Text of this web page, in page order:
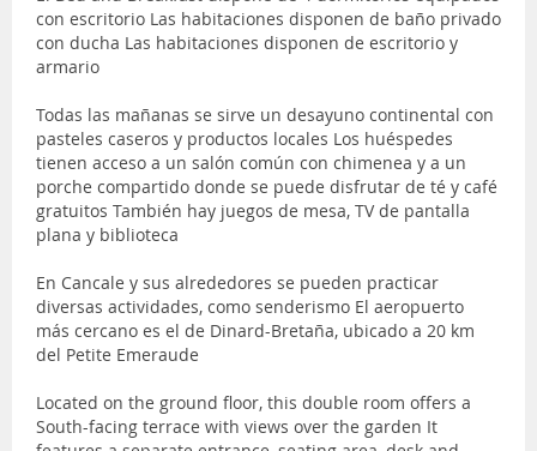
con escritorio Las habitaciones disponen de baño privado
con ducha Las habitaciones disponen de escritorio y
armario
Todas las mañanas se sirve un desayuno continental con
pasteles caseros y productos locales Los huéspedes
tienen acceso a un salón común con chimenea y a un
porche compartido donde se puede disfrutar de té y café
gratuitos También hay juegos de mesa, TV de pantalla
plana y biblioteca
En Cancale y sus alrededores se pueden practicar
diversas actividades, como senderismo El aeropuerto
más cercano es el de Dinard-Bretaña, ubicado a 20 km
del Petite Emeraude
Located on the ground floor, this double room offers a
South-facing terrace with views over the garden It